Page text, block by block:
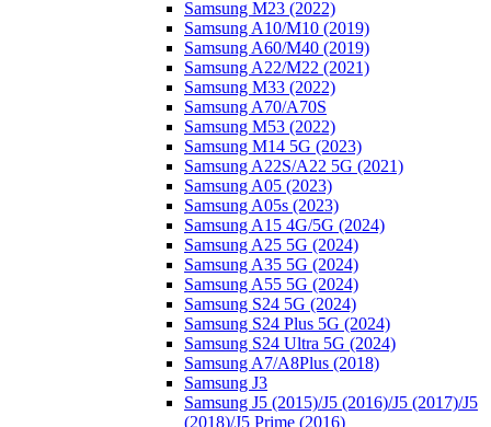
Samsung M23 (2022)
Samsung A10/M10 (2019)
Samsung A60/M40 (2019)
Samsung A22/M22 (2021)
Samsung M33 (2022)
Samsung A70/A70S
Samsung M53 (2022)
Samsung M14 5G (2023)
Samsung A22S/A22 5G (2021)
Samsung A05 (2023)
Samsung A05s (2023)
Samsung A15 4G/5G (2024)
Samsung A25 5G (2024)
Samsung A35 5G (2024)
Samsung A55 5G (2024)
Samsung S24 5G (2024)
Samsung S24 Plus 5G (2024)
Samsung S24 Ultra 5G (2024)
Samsung A7/A8Plus (2018)
Samsung J3
Samsung J5 (2015)/J5 (2016)/J5 (2017)/J5
(2018)/J5 Prime (2016)